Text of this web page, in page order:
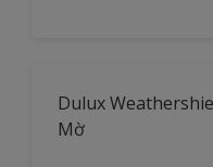
Dulux
Mờ